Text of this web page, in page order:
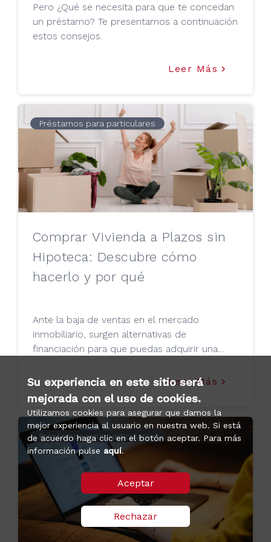
Pero ¿Qué se necesita para que te concedan
un préstamo? Te presentamos a continuación
estos consejos.
Leer Más keyboard_arrow_right
Préstamos para particulares
Comprar Vivienda a Plazos sin
Hipoteca: Descubre cómo
hacerlo y por qué
Ante la baja de ventas en el mercado
inmobiliario, surgen alternativas de
financiación para que puedas adquirir una
hipotecario.
Leer Más keyboard_arrow_right
Préstamos para particulares
Su experiencia en este sitio será
mejorada con el uso de cookies.
Utilizamos cookies para asegurar que damos la
mejor experiencia al usuario en nuestra web. Si está
de acuerdo haga clic en el botón aceptar. Para más
información pulse aquí.
Aceptar
Rechazar